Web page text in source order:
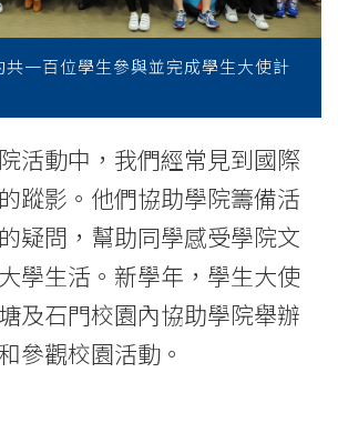
一百位學生參與並完成學生大使計
活動中，我們經常見到國際
蹤影。他們協助學院籌備活
疑問，幫助同學感受學院文
學生活。新學年，學生大使
及石門校園內協助學院舉辦
參觀校園活動。